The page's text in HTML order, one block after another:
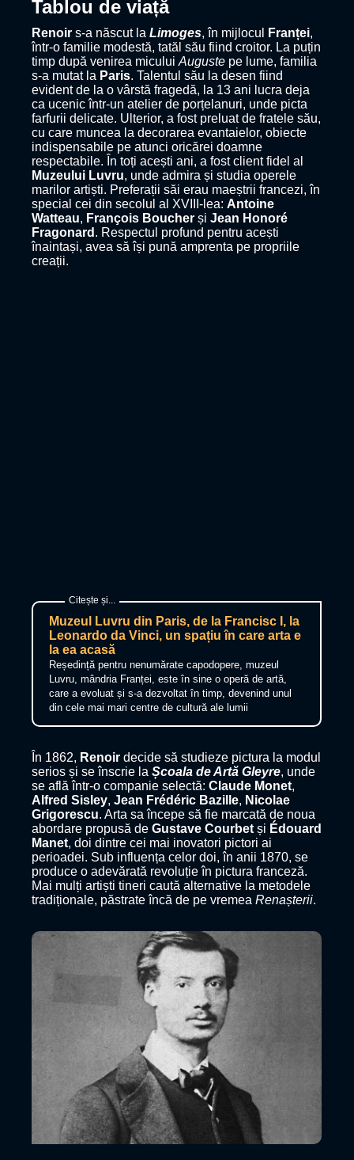
Tablou de viață
Renoir s-a născut la Limoges, în mijlocul Franței,
într-o familie modestă, tatăl său fiind croitor. La puțin
timp după venirea micului Auguste pe lume, familia
s-a mutat la Paris. Talentul său la desen fiind
evident de la o vârstă fragedă, la 13 ani lucra deja
ca ucenic într-un atelier de porțelanuri, unde picta
farfurii delicate. Ulterior, a fost preluat de fratele său,
cu care muncea la decorarea evantaielor, obiecte
indispensabile pe atunci oricărei doamne
respectabile. În toți acești ani, a fost client fidel al
Muzeului Luvru, unde admira și studia operele
marilor artiști. Preferații săi erau maeștrii francezi, în
special cei din secolul al XVIII-lea: Antoine
Watteau, François Boucher și Jean Honoré
Fragonard . Respectul profund pentru acești
înaintași, avea să își pună amprenta pe propriile
creații.
Muzeul Luvru din Paris, de la Francisc I, la
Leonardo da Vinci, un spațiu în care arta e
la ea acasă
Reședință pentru nenumărate capodopere, muzeul
Luvru, mândria Franței, este în sine o operă de artă,
care a evoluat și s-a dezvoltat în timp, devenind unul
din cele mai mari centre de cultură ale lumii
În 1862, Renoir decide să studieze pictura la modul
serios și se înscrie la Școala de Artă Gleyre, unde
se află într-o companie selectă: Claude Monet,
Alfred Sisley, Jean Frédéric Bazille, Nicolae
Grigorescu. Arta sa începe să fie marcată de noua
abordare propusă de Gustave Courbet și Édouard
Manet, doi dintre cei mai inovatori pictori ai
perioadei. Sub influența celor doi, în anii 1870, se
produce o adevărată revoluție în pictura franceză.
Mai mulți artiști tineri caută alternative la metodele
tradiționale, păstrate încă de pe vremea Renașterii.